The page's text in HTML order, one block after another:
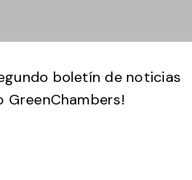
boletín de noticias